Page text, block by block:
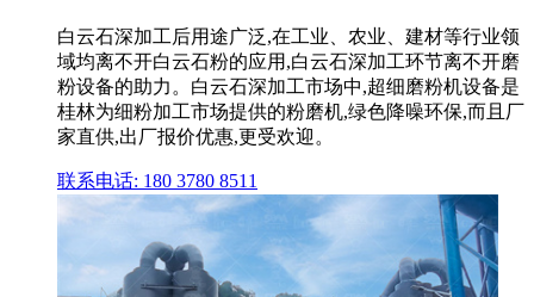
白云石深加工后用途广泛,在工业、农业、建材等行业领
域均离不开白云石粉的应用,白云石深加工环节离不开磨
粉设备的助力。白云石深加工市场中,超细磨粉机设备是
桂林为细粉加工市场提供的粉磨机,绿色降噪环保,而且厂
家直供,出厂报价优惠,更受欢迎。
联系电话: 180 3780 8511